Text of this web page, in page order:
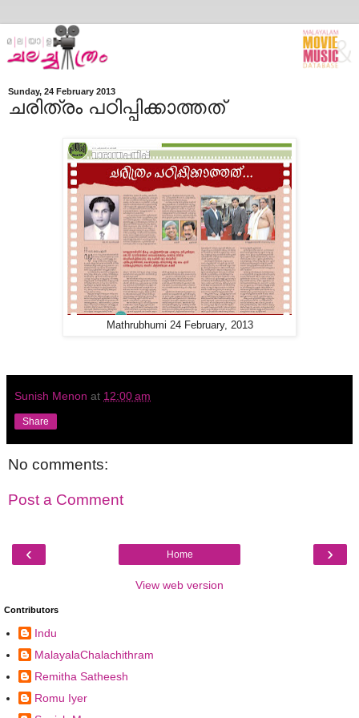
Sunday, 24 February 2013
ചരിത്രം പഠിപ്പിക്കാത്തത്
Mathrubhumi 24 February, 2013
Sunish Menon at 12:00 am
Share
No comments:
Post a Comment
‹ ›
Home
View web version
Contributors
Indu
MalayalaChalachithram
Remitha Satheesh
Romu Iyer